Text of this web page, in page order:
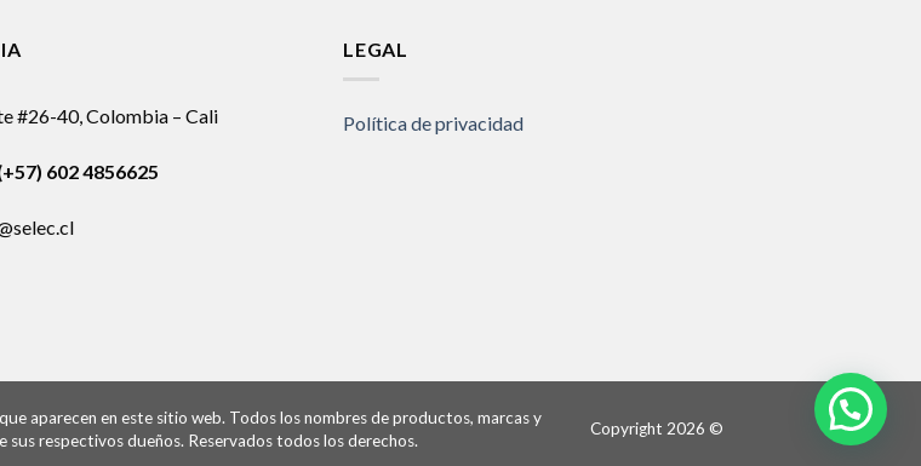
#26-40, Colombia – Cali
602 4856625
LEGAL
Política de privacidad
aparecen en este sitio web. Todos los nombres de productos, marcas y
respectivos dueños. Reservados todos los derechos.
Copyright 2026 ©